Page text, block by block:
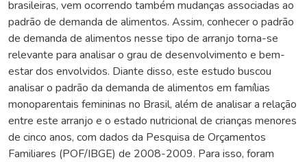
brasileiras, vem ocorrendo também mudanças associadas ao
padrão de demanda de alimentos. Assim, conhecer o padrão
de demanda de alimentos nesse tipo de arranjo torna-se
relevante para analisar o grau de desenvolvimento e bem-
estar dos envolvidos. Diante disso, este estudo buscou
analisar o padrão da demanda de alimentos em famílias
monoparentais femininas no Brasil, além de analisar a relação
entre este arranjo e o estado nutricional de crianças menores
de cinco anos, com dados da Pesquisa de Orçamentos
Familiares (POF/IBGE) de 2008-2009. Para isso, foram